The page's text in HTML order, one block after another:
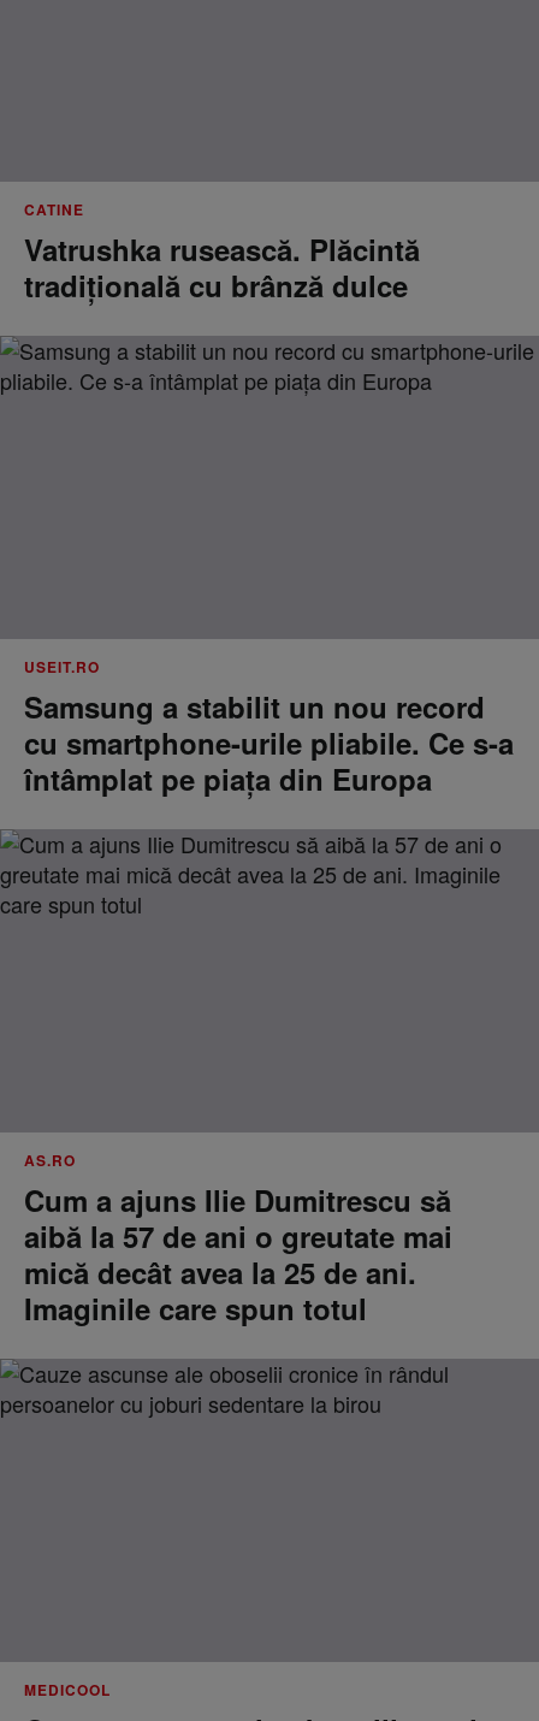
CATINE
Vatrushka rusească. Plăcintă
tradițională cu brânză dulce
USEIT.RO
Samsung a stabilit un nou record
cu smartphone-urile pliabile. Ce s-a
întâmplat pe piața din Europa
AS.RO
Cum a ajuns Ilie Dumitrescu să
aibă la 57 de ani o greutate mai
mică decât avea la 25 de ani.
Imaginile care spun totul
MEDICOOL